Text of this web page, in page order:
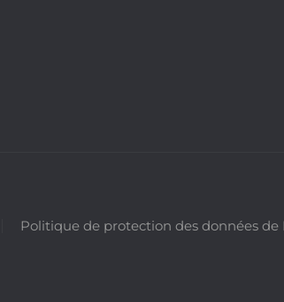
Politique de protection des données de